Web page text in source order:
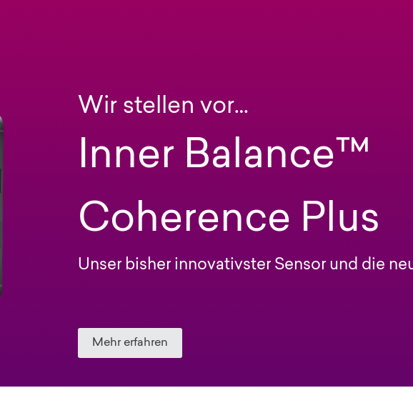
Wir stellen vor…
Inner Balance™
Coherence Plus
Unser bisher innovativster Sensor und die
Mehr erfahren